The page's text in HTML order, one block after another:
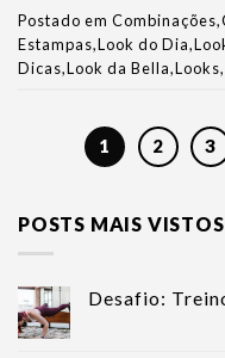
Postado em Combinações,
Estampas,Look do Dia,
Dicas,Look da Bella,Looks,
1 2 3
POSTS MAIS VISTOS
Desafio: